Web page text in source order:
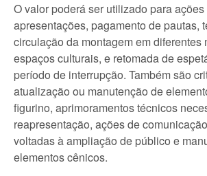
O valor poderá ser utilizado para
apresentações, pagamento de pautas,
circulação da montagem em diferentes
espaços culturais, e retomada de
período de interrupção. Também são
atualização ou manutenção de
figurino, aprimoramentos técnicos
reapresentação, ações de
voltadas à ampliação de público e
elementos cênicos.